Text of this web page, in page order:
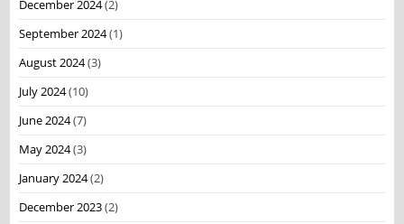
December 2024(2)
September 2024(1)
August 2024(3)
July 2024(10)
June 2024(7)
May 2024(3)
January 2024(2)
December 2023(2)